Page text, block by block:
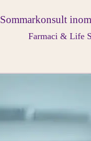
Sommarkonsult
Farmaci & Life